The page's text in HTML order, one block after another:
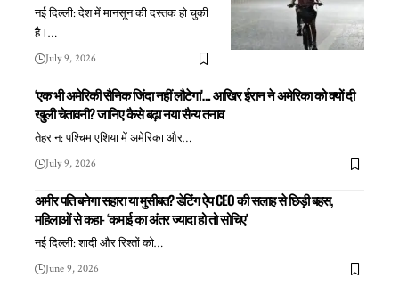
नई दिल्ली: देश में मानसून की दस्तक हो चुकी
है।…
July 9, 2026
‘एक भी अमेरिकी सैनिक जिंदा नहीं लौटेगा’… आखिर ईरान ने अमेरिका को क्यों दी
खुली चेतावनी? जानिए कैसे बढ़ा नया सैन्य तनाव
तेहरान: पश्चिम एशिया में अमेरिका और…
July 9, 2026
अमीर पति बनेगा सहारा या मुसीबत? डेटिंग ऐप CEO की सलाह से छिड़ी बहस,
महिलाओं से कहा- ‘कमाई का अंतर ज्यादा हो तो सोचिए’
नई दिल्ली: शादी और रिश्तों को…
June 9, 2026